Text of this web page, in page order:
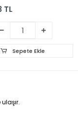
TL
Sepete Ekle